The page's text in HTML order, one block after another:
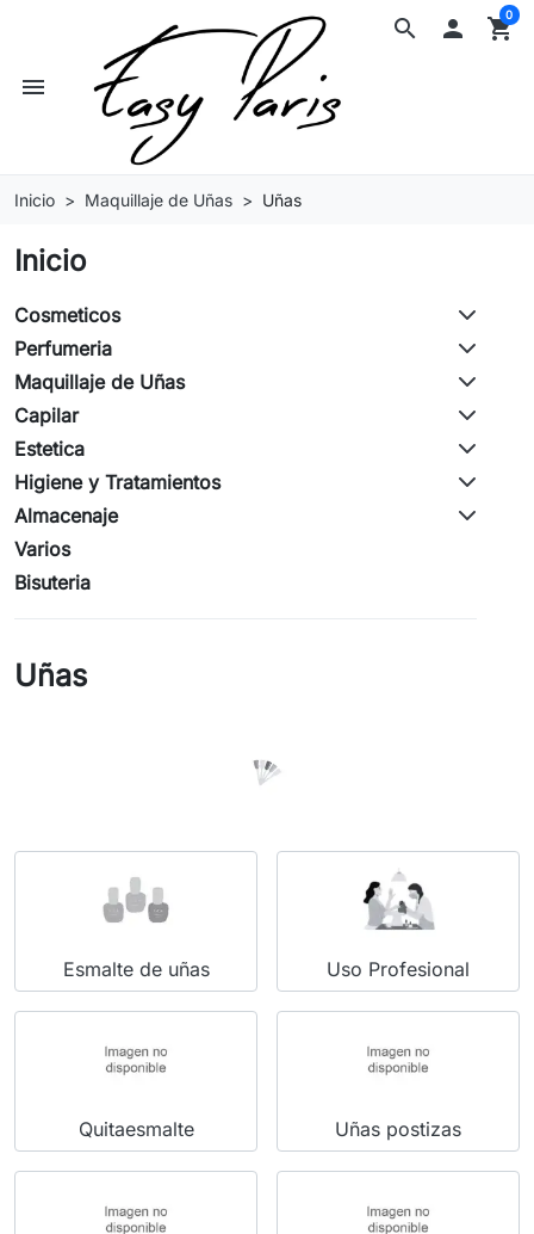
search
menu
 shopping_cart
0
Inicio Maquillaje de Uñas Uñas
Inicio
Cosmeticos
Perfumeria
Maquillaje de Uñas
Capilar
Estetica
Higiene y Tratamientos
Almacenaje
Varios
Bisuteria
Uñas
Esmalte de uñas Uso Profesional
Quitaesmalte Uñas postizas